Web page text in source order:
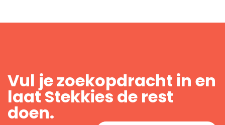
Vul je zoekopdracht in en
laat Stekkies de rest
doen.